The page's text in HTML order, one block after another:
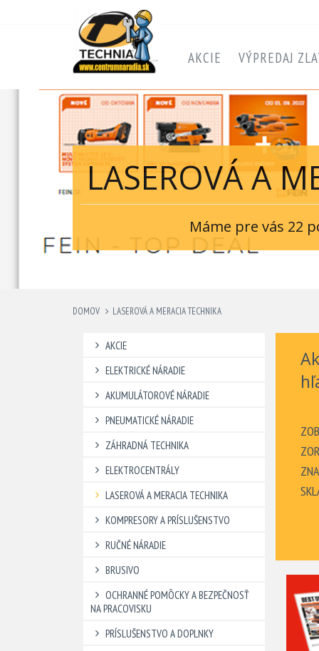
AKCIE VÝPREDAJ
LASEROVÁ A
Máme pre vás 22
DOMOV LASEROVÁ A MERACIA TECHNIKA
AKCIE
ELEKTRICKÉ NÁRADIE
AKUMULÁTOROVÉ NÁRADIE
PNEUMATICKÉ NÁRADIE
ZÁHRADNÁ TECHNIKA
ELEKTROCENTRÁLY
LASEROVÁ A MERACIA TECHNIKA
KOMPRESORY A PRÍSLUŠENSTVO
RUČNÉ NÁRADIE
BRUSIVO
OCHRANNÉ POMÔCKY A BEZPEČNOSŤ
NA PRACOVISKU
PRÍSLUŠENSTVO A DOPLNKY